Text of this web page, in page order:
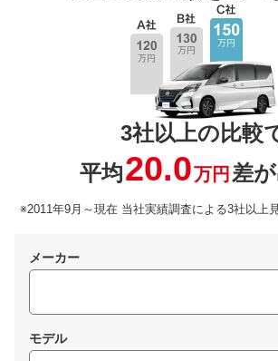
3社以上の比較
平均20.0万円 差
※2011年9月～現在 当社実績調査による3社以上
メーカー
モデル